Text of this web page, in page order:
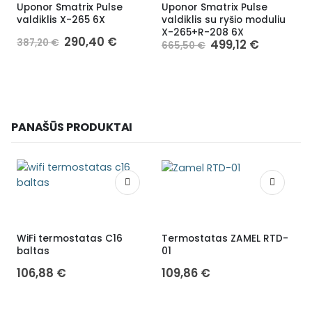
Uponor Smatrix Pulse
valdiklis X-265 6X
387,20€ 290,40 €
Uponor Smatrix Pulse
valdiklis su ryšio moduliu
X-265+R-208 6X
665,50€ 499,12 €
PANAŠŪS PRODUKTAI
WiFi termostatas C16
baltas
106,88 €
Termostatas ZAMEL RTD-
01
109,86 €